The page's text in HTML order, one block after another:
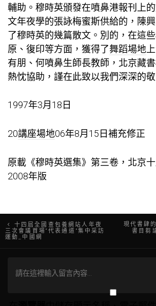
輔助。穆時英頒發在噴鼻港報刊上
文年夜學的張詠梅蜜斯供給的，陳
了穆時英的幾篇散文。別的，在這
原、復印等方面，獲得了舞蹈場地
有朋、何噴鼻生師長教師，北京藏
熱忱協助，謹在此致以我們深深的
1997年3月18日
20講座場地06年8月15日補充修正
原載《穆時英選集》第三卷，北京
2008年版
文
章
導
十四屆全國查包養網站人年夜
三次會議首場“代表通道”集中采訪
運動_中國網
現代書肆
書目芻